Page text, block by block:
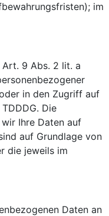
im
Art. 9 Abs. 2 lit. a
in den Zugriff auf
Die
Ihre Daten auf
auf Grundlage von
die jeweils im
Daten an